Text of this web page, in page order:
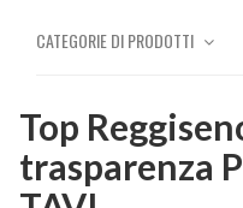
CATEGORIE DI PRODOTTI
Top
trasparenza